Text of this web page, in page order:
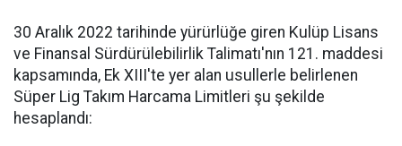
30 Aralık 2022 tarihinde yürürlüğe giren Kulüp Lisans
ve Finansal Sürdürülebilirlik Talimatı'nın 121. maddesi
kapsamında, Ek XIII'te yer alan usullerle belirlenen
Süper Lig Takım Harcama Limitleri şu şekilde
hesaplandı: